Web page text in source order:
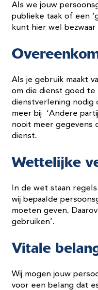
Als we jouw
publieke taak of een
kunt hier wel
Als je gebruik maakt
om die dienst goed te
dienstverlening nodig
meer bij ‘Andere
nooit meer gegevens
dienst.
Wettelijke
In de wet staan
wij bepaalde
moeten geven.
gebruiken’.
Vitale
Wij mogen jouw
voor een belang dat